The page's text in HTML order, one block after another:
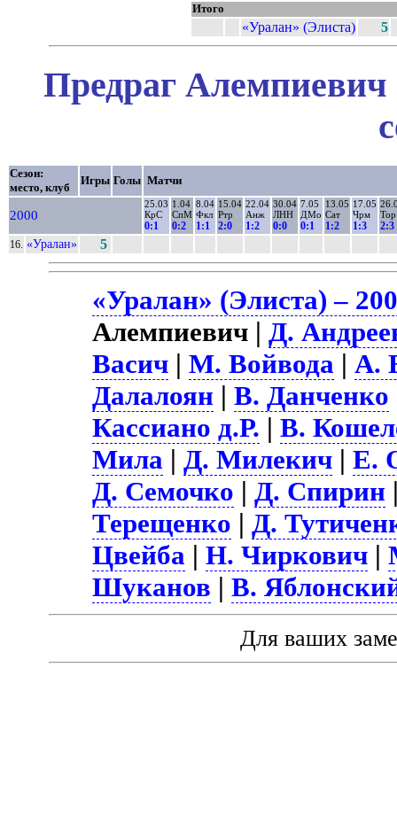
Итого
«Уралан» (Элиста) 5
Предраг Алемпиевич
Сезон:
место, клуб
Игры Голы Матчи
2000
25.03
КрС
0:1
1.04
СпМ
0:2
8.04
Фкл
1:1
15.04
Ртр
2:0
22.04
Анж
1:2
30.04
ЛНН
0:0
7.05
ДМо
0:1
13.05
Сат
1:2
17.05
Чрм
1:3
Тор
2:3
16. «Уралан» 5
«Уралан» (Элиста) –
Алемпиевич |Д.
Васич |М. Войвода |А.
Далалоян |В. Данченко
Кассиано д.Р. |В.
Мила |Д. Милекич |Е.
Д. Семочко |Д. Спирин
Терещенко |Д.
Цвейба |Н. Чиркович |
Шуканов |В.
Для ваших